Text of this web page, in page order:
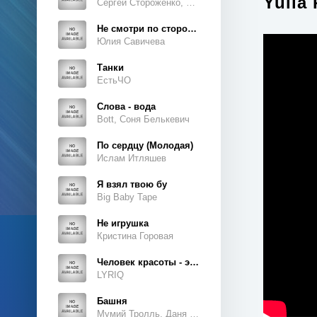
Не смотри по сторонам
Юлия Савичева
Танки
ЕстьЧО
Слова - вода
Bott, Соня Белькевич
По сердцу (Молодая)
Ислам Итляшев
Я взял твою бу
Big Baby Tape
Не игрушка
Кристина Горовая
Человек красоты - это ты, это ты, это ты
LYRIQ
Башня